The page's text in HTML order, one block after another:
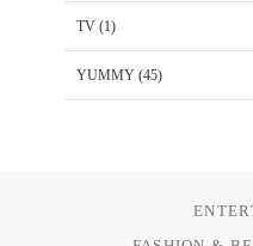
TV (1)
YUMMY (45)